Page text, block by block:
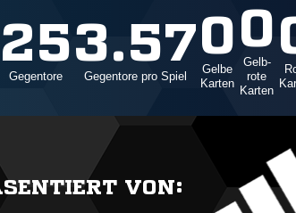
25
Gegentore
3.57
Gegentore pro Spiel
0
Gelbe
Karten
0
Gelb-
rote
Karten
VON: